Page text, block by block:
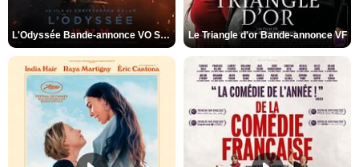
L'Odyssée Bande-annonce VO STFR Le Triangle d'or Bande-annonce VF